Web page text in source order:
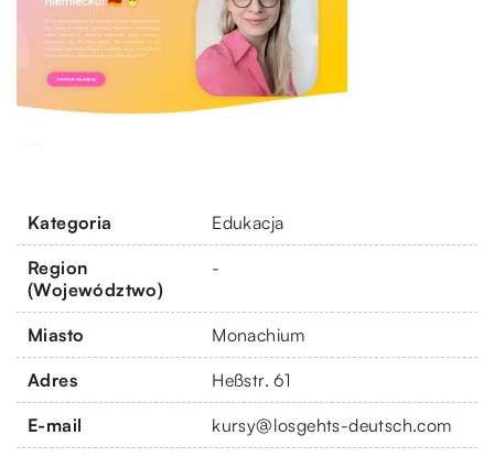
Kategoria Edukacja
Region
(Województwo)
-
Miasto Monachium
Adres Heßstr. 61
E-mail kursy@losgehts-deutsch.com